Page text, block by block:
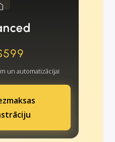
un automatizācijai